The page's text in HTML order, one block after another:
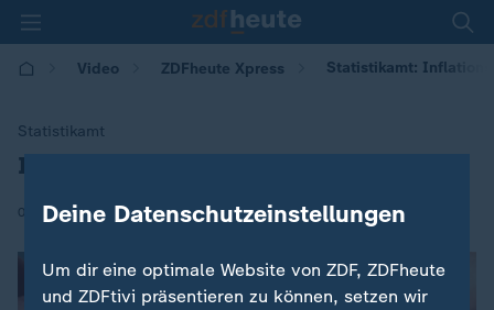
Video ZDFheute Xpress Statistikamt:
Statistikamt
:
Inflationsrate im Dezember gesunken
06.01.2026 | 15:43
Deine Datenschutzeinstellungen
Um dir eine optimale Website von ZDF, ZDFheute
und ZDFtivi präsentieren zu können, setzen wir